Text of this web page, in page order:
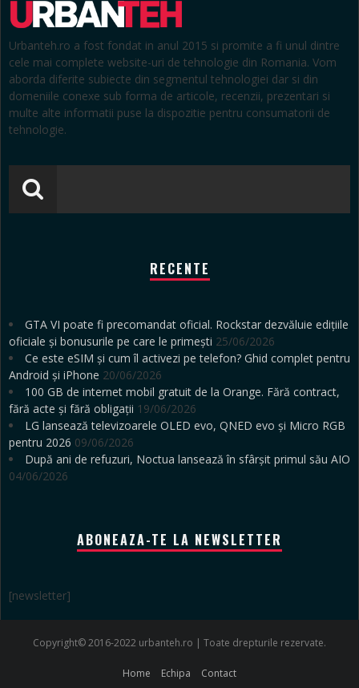
Urbanteh.ro a fost fondat in anul 2015 si promite a fi unul dintre
cele mai complete website-uri de tehnologie din Romania. Vom
aborda diferite subiecte din segmentul tehnologiei dar si din
domeniile conexe sub forma de articole, recenzii, prezentari si
multe alte informatii puse la dispozitie pentru consumatorii de
tehnologie.
RECENTE
GTA VI poate fi precomandat oficial. Rockstar dezvăluie edițiile
oficiale și bonusurile pe care le primești 25/06/2026
Ce este eSIM și cum îl activezi pe telefon? Ghid complet pentru
Android și iPhone 20/06/2026
100 GB de internet mobil gratuit de la Orange. Fără contract,
fără acte și fără obligații 19/06/2026
LG lansează televizoarele OLED evo, QNED evo și Micro RGB
pentru 2026 09/06/2026
După ani de refuzuri, Noctua lansează în sfârșit primul său AIO
04/06/2026
ABONEAZA-TE LA NEWSLETTER
[newsletter]
Copyright© 2016-2022 urbanteh.ro | Toate drepturile rezervate.
Home Echipa Contact